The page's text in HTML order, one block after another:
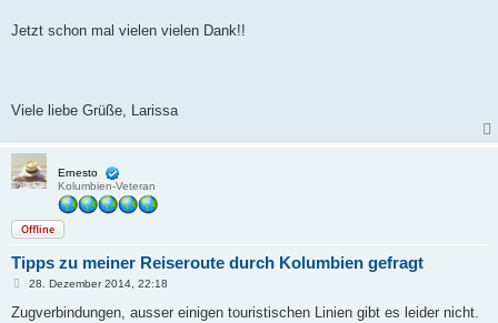
Jetzt schon mal vielen vielen Dank!!
Viele liebe Grüße, Larissa
Ernesto
Kolumbien-Veteran
Offline
Tipps zu meiner Reiseroute durch Kolumbien gefragt
B
i
28. Dezember 2014, 22:18
Zugverbindungen, ausser einigen touristischen Linien gibt es leider nicht.